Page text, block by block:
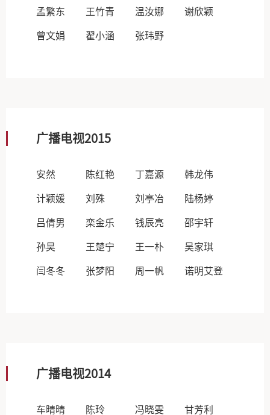
孟繁东 王竹青 温汝娜 谢欣颖
曾文娟 翟小涵 张玮野
广播电视2015
安然 陈红艳 丁嘉源 韩龙伟
计颖媛 刘殊 刘亭冶 陆杨婷
吕倩男 栾金乐 钱辰亮 邵宇轩
孙昊 王楚宁 王一朴 吴家琪
闫冬冬 张梦阳 周一帆 诺明艾登
广播电视2014
车晴晴 陈玲 冯晓雯 甘芳利